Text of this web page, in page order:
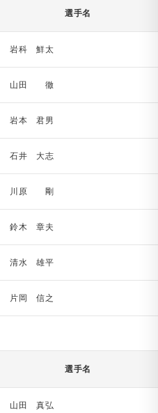
選手名
岩科 鮮太
山田 徹
岩本 君男
石井 大志
川原 剛
鈴木 章夫
清水 雄平
片岡 信之
選手名
山田 真弘